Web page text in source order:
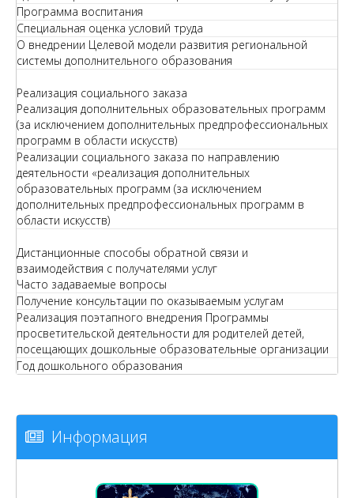
Программа воспитания
Специальная оценка условий труда
О внедрении Целевой модели развития региональной
системы дополнительного образования
Реализация социального заказа
Реализация дополнительных образовательных программ
(за исключением дополнительных предпрофессиональных
программ в области искусств)
Реализации социального заказа по направлению
деятельности «реализация дополнительных
образовательных программ (за исключением
дополнительных предпрофессиональных программ в
области искусств)
Дистанционные способы обратной связи и
взаимодействия с получателями услуг
Часто задаваемые вопросы
Получение консультации по оказываемым услугам
Реализация поэтапного внедрения Программы
просветительской деятельности для родителей детей,
посещающих дошкольные образовательные организации
Год дошкольного образования
Информация